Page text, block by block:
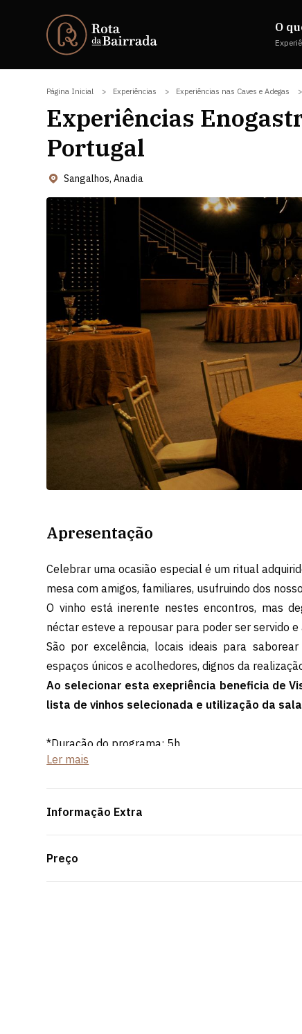
O
Página Inicial Experiências Experiências nas Caves e Adegas
Experiências
Portugal
Sangalhos, Anadia
Apresentação
Celebrar uma ocasião especial é um ritual
mesa com amigos, familiares, usufruindo dos
O vinho está inerente nestes encontros, mas
néctar esteve a repousar para poder ser servido
São por excelência, locais ideais para
espaços únicos e acolhedores, dignos da
Ao selecionar esta exepriência beneficia de
lista de vinhos selecionada e utilização da
*Duração do programa: 5h
**Mínimo/Máximo de participantes: 20-300
Ler mais
Informação Extra
Preço